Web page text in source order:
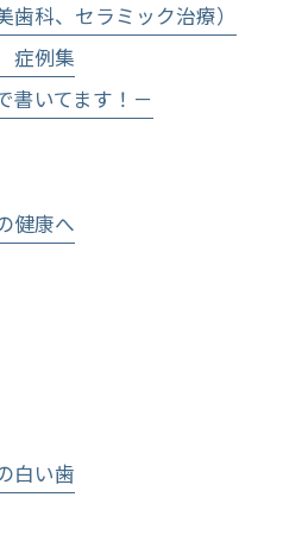
科、セラミック治療）
症例集
書いてます！－
健康へ
白い歯